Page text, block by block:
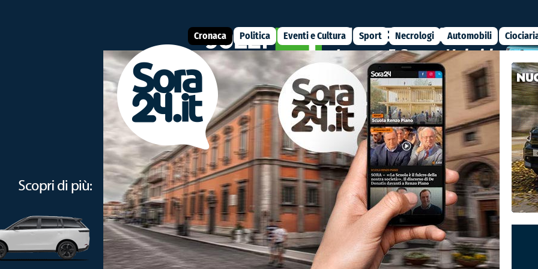
Cronaca Politica Eventi e Cultura Sport Necrologi Automobili